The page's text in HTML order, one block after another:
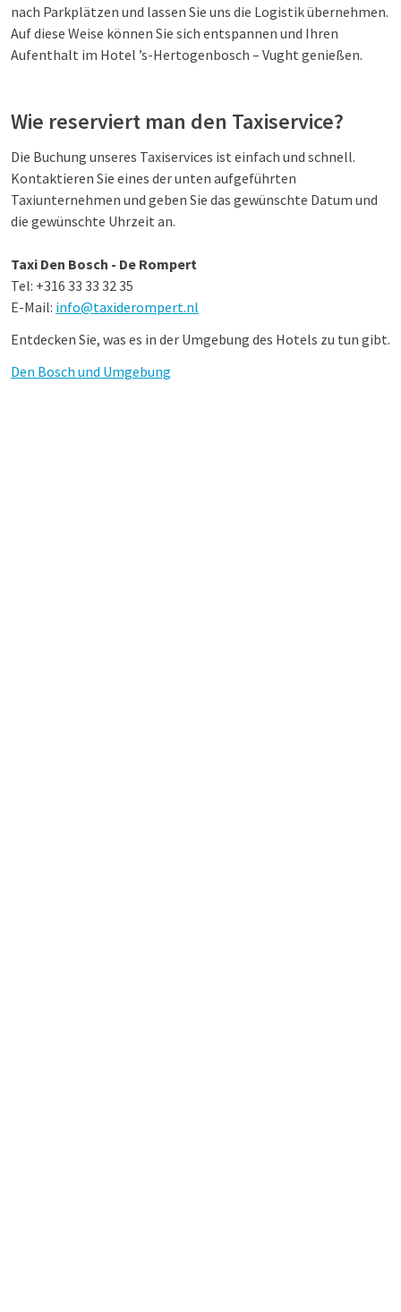
nach Parkplätzen und lassen Sie uns die Logistik übernehmen.
Auf diese Weise können Sie sich entspannen und Ihren
Aufenthalt im Hotel ’s-Hertogenbosch – Vught genießen.
Wie reserviert man den Taxiservice?
Die Buchung unseres Taxiservices ist einfach und schnell.
Kontaktieren Sie eines der unten aufgeführten
Taxiunternehmen und geben Sie das gewünschte Datum und
die gewünschte Uhrzeit an.
Taxi Den Bosch - De Rompert
Tel: +316 33 33 32 35
E-Mail: info@taxiderompert.nl
Entdecken Sie, was es in der Umgebung des Hotels zu tun gibt.
Den Bosch und Umgebung